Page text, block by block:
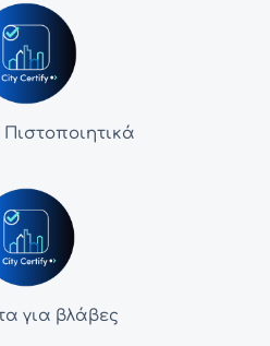
για βλάβες